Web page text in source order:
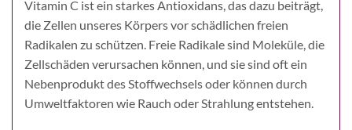
Vitamin C ist ein starkes Antioxidans, das dazu beiträgt,
die Zellen unseres Körpers vor schädlichen freien
Radikalen zu schützen. Freie Radikale sind Moleküle, die
Zellschäden verursachen können, und sie sind oft ein
Nebenprodukt des Stoffwechsels oder können durch
Umweltfaktoren wie Rauch oder Strahlung entstehen.